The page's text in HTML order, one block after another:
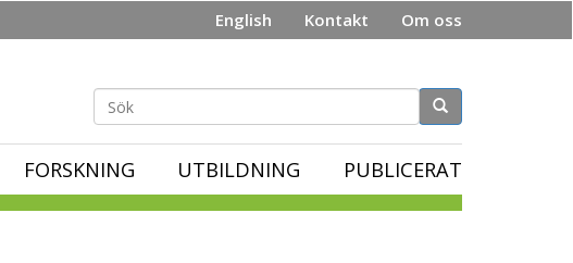
English Kontakt Om oss
Sökformulär
FORSKNING UTBILDNING PUBLICERAT